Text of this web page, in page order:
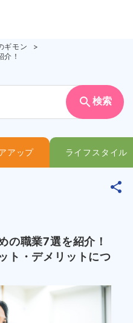
ギモン
！
search 検索
アップ ライフスタイル
の職業7選を紹介！
ト・デメリットにつ